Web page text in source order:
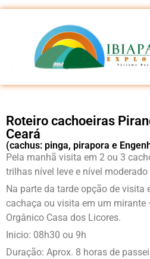
Roteiro cachoeiras
Ceará
(cachus: pinga, pirapora e
Pela manhã visita em 2 ou 3
trilhas nível leve e nível
Na parte da tarde opção de visita
cachaça ou visita em um mirante
Orgânico Casa dos Licores.
Inicio: 08h30 ou 9h
Duração: Aprox. 8 horas de